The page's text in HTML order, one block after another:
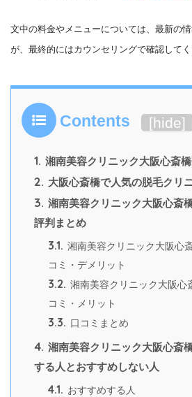
文中の料金やメニューについては、最新の
が、最終的にはカウンセリングで確認してく
Contents [hide]
1. 湘南美容クリニック大阪心斎
2. 大阪心斎橋で人気の脱毛クリ
3. 湘南美容クリニック大阪心斎
評判まとめ
3.1. 湘南美容クリニック大阪心
コミ・デメリット
3.2. 湘南美容クリニック大阪心
コミ・メリット
3.3. 口コミまとめ
4. 湘南美容クリニック大阪心斎
する人とおすすめしない人
4.1. おすすめする人